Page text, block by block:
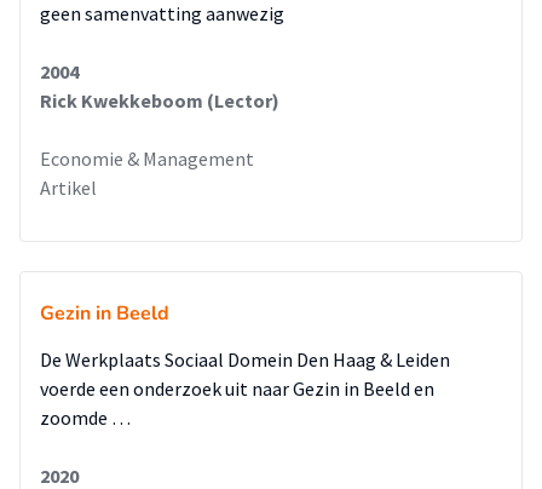
geen samenvatting aanwezig
2004
Rick Kwekkeboom (Lector)
Economie & Management
Artikel
Gezin in Beeld
De Werkplaats Sociaal Domein Den Haag & Leiden
voerde een onderzoek uit naar Gezin in Beeld en
zoomde …
2020